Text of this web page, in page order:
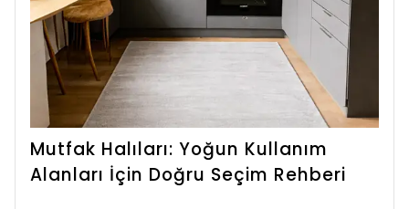
Mutfak Halıları: Yoğun Kullanım
Alanları İçin Doğru Seçim Rehberi